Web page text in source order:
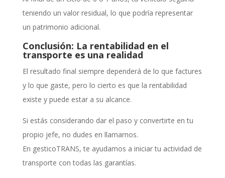
teniendo un valor residual, lo que podría representar
un patrimonio adicional.
Conclusión: La rentabilidad en el
transporte es una realidad
El resultado final siempre dependerá de lo que factures
y lo que gaste, pero lo cierto es que la rentabilidad
existe y puede estar a su alcance.
Si estás considerando dar el paso y convertirte en tu
propio jefe, no dudes en llamarnos.
En gesticoTRANS, te ayudamos a iniciar tu actividad de
transporte con todas las garantías.